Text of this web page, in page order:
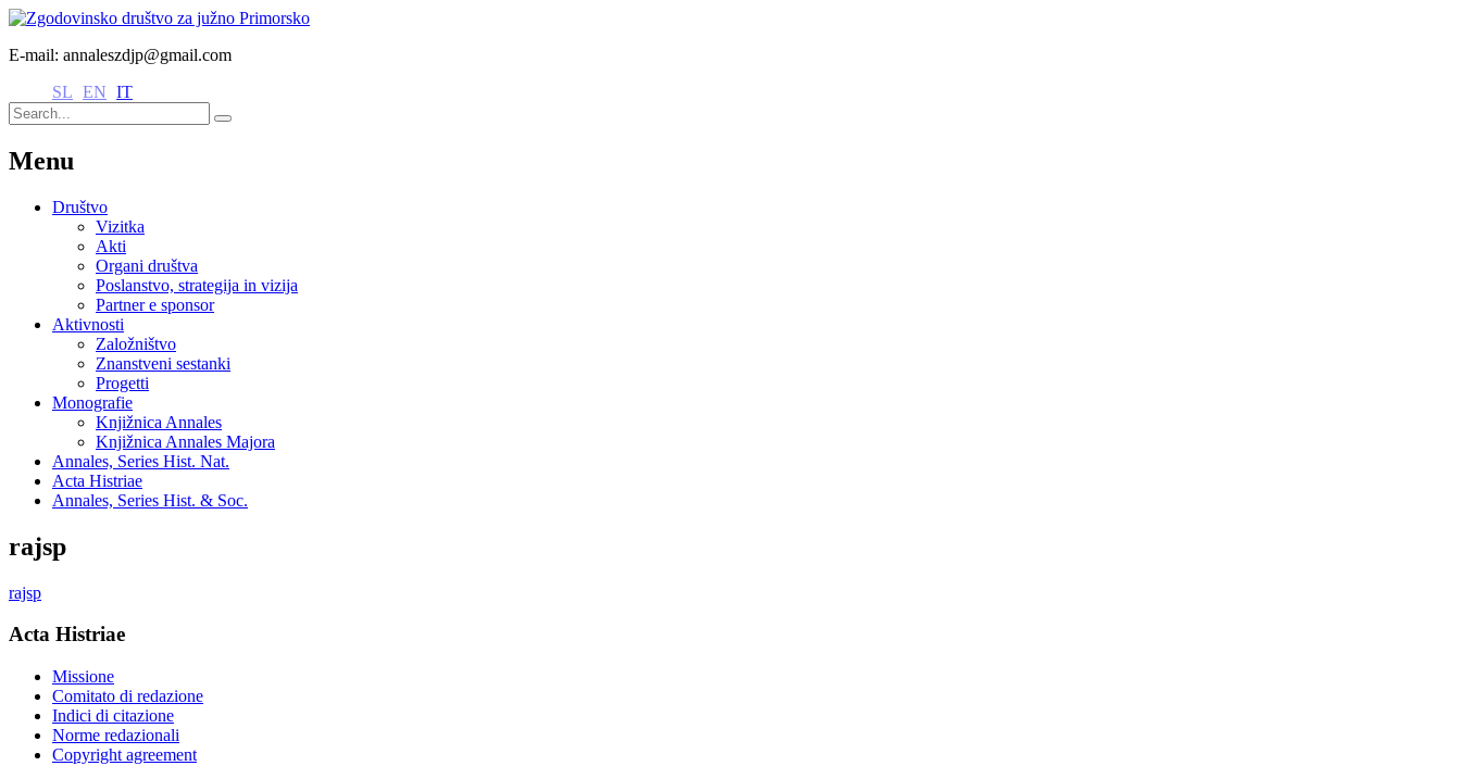
E-mail: annaleszdjp@gmail.com
SL EN IT
Menu
Društvo
Vizitka
Akti
Organi društva
Poslanstvo, strategija in vizija
Partner e sponsor
Aktivnosti
Založništvo
Znanstveni sestanki
Progetti
Monografie
Knjižnica Annales
Knjižnica Annales Majora
Annales, Series Hist. Nat.
Acta Histriae
Annales, Series Hist. & Soc.
rajsp
rajsp
Acta Histriae
Missione
Comitato di redazione
Indici di citazione
Norme redazionali
Copyright agreement